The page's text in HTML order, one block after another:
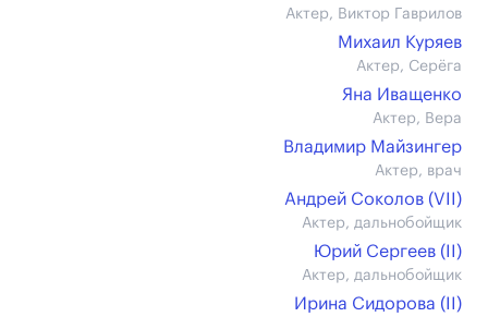
Актер, Виктор Гаврилов
Михаил Куряев
Актер, Серёга
Яна Иващенко
Актер, Вера
Владимир Майзингер
Актер, врач
Андрей Соколов (VII)
Актер, дальнобойщик
Юрий Сергеев (II)
Актер, дальнобойщик
Ирина Сидорова (II)